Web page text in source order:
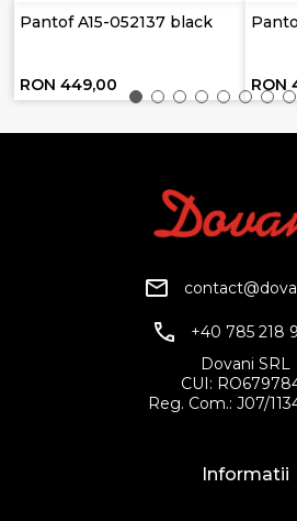
Pantof A15-052137 black
RON 449,00 RON
+40 785 218
Dovani SRL
CUI:
Reg. Com.: J07/
Informatii